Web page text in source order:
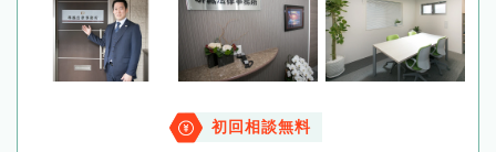
初回相談無料